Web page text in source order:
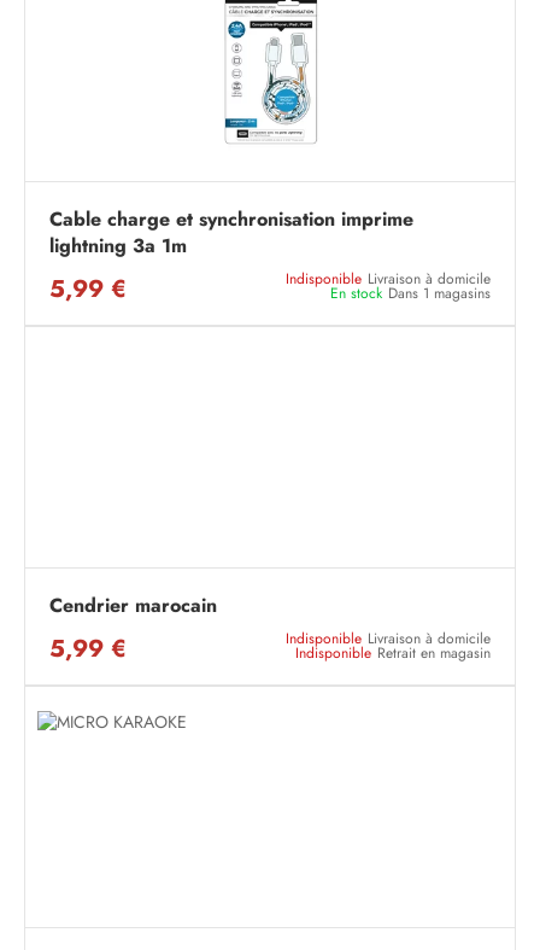
Cable charge et synchronisation imprime
lightning 3a 1m
5,99 € Indisponible Livraison à domicile
En stock Dans 1 magasins
Cendrier marocain
5,99 € Indisponible Livraison à domicile
Indisponible Retrait en magasin